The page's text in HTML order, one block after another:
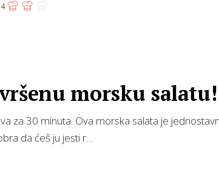
4
morsku salatu!
za 30 minuta. Ova morska salata je
da ćeš ju jesti r…